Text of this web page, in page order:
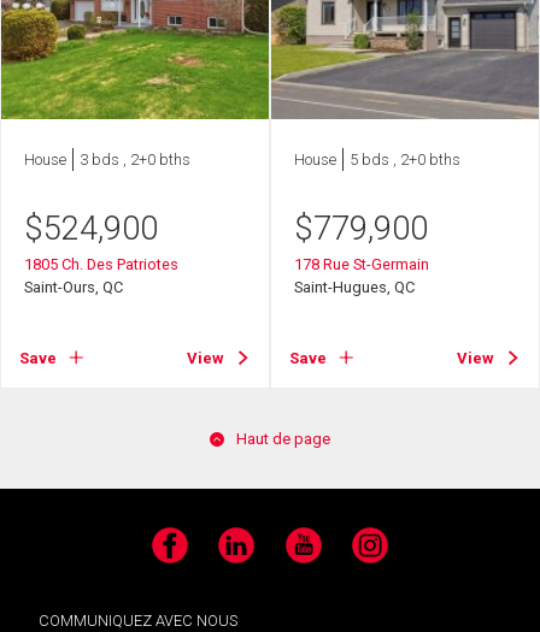
House 3 bds , 2+0 bths
$524,900
1805 Ch. Des Patriotes
Saint-Ours, QC
Save View
House 5 bds , 2+0 bths
$779,900
178 Rue St-Germain
Saint-Hugues, QC
Save View
Haut de page
Facebook LinkedIn YouTube Instagram
COMMUNIQUEZ AVEC NOUS